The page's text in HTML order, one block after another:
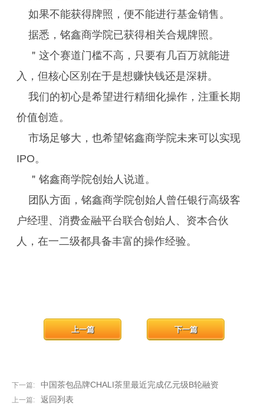
如果不能获得牌照，便不能进行基金销售。
据悉，铭鑫商学院已获得相关合规牌照。
＂这个赛道门槛不高，只要有几百万就能进
入，但核心区别在于是想赚快钱还是深耕。
我们的初心是希望进行精细化操作，注重长期
价值创造。
市场足够大，也希望铭鑫商学院未来可以实现
IPO。
＂铭鑫商学院创始人说道。
团队方面，铭鑫商学院创始人曾任银行高级客
户经理、消费金融平台联合创始人、资本合伙
人，在一二级都具备丰富的操作经验。
下一篇: 中国茶包品牌CHALI茶里最近完成亿元级B轮融资
下一篇
上一篇: 返回列表
上一篇